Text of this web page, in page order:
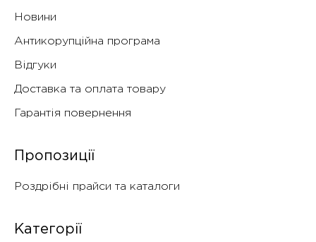
Новини
Антикорупційна програма
Відгуки
Доставка та оплата товару
Гарантія повернення
Пропозиції
Роздрібні прайси та каталоги
Категорії